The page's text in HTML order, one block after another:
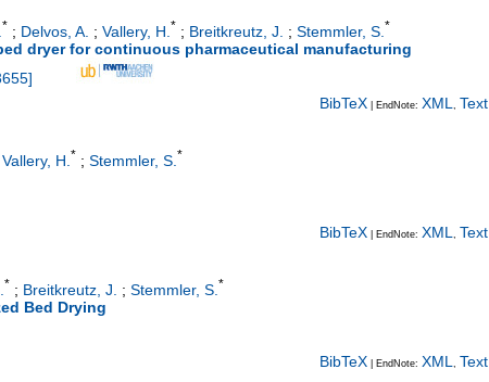
* ; Delvos, A. ; Vallery, H.* ; Breitkreutz, J. ; Stemmler, S.*
dryer for continuous pharmaceutical manufacturing
]
BibTeX | EndNote: XML, Text
Vallery, H. * ; Stemmler, S. *
BibTeX | EndNote: XML , Text
* ; Breitkreutz, J. ; Stemmler, S. *
Bed Drying
BibTeX | EndNote: XML Text